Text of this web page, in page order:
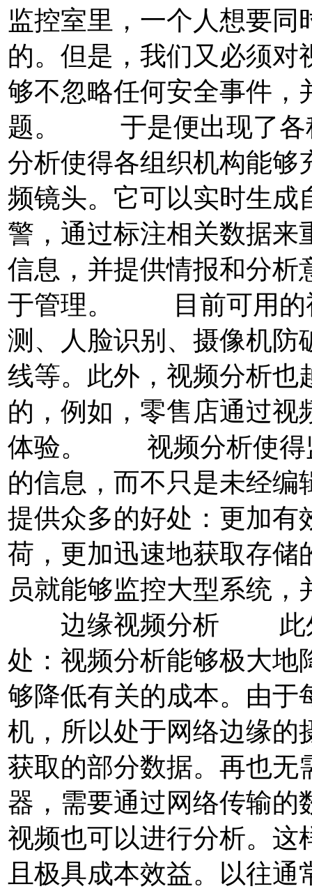
监控室里，一个人想要
的。但是，我们又必须对
够不忽略任何安全事件，
题。 于是便出现了各
分析使得各组织机构能够
频镜头。它可以实时生成
警，通过标注相关数据来
信息，并提供情报和分析
于管理。 目前可用的
测、人脸识别、摄像机防
线等。此外，视频分析也
的，例如，零售店通过视
体验。 视频分析使得
的信息，而不只是未经编
提供众多的好处：更加有
荷，更加迅速地获取存储
员就能够监控大型系统
边缘视频分析 此外
处：视频分析能够极大地
够降低有关的成本。由于
机，所以处于网络边缘的
获取的部分数据。再也无
器，需要通过网络传输的
视频也可以进行分析。这
且极具成本效益。以往